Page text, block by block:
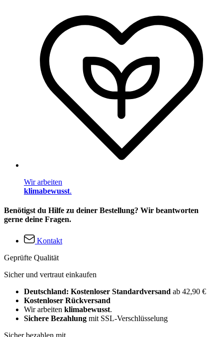
Wir arbeiten
klimabewusst.
Benötigst du Hilfe zu deiner Bestellung? Wir beantworten
gerne deine Fragen.
Kontakt
Geprüfte Qualität
Sicher und vertraut einkaufen
Deutschland: Kostenloser Standardversand ab 42,90 €
Kostenloser Rückversand
Wir arbeiten klimabewusst.
Sichere Bezahlung mit SSL-Verschlüsselung